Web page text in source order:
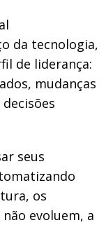
da tecnologia,
de liderança:
mudanças
seus
os
evoluem, a